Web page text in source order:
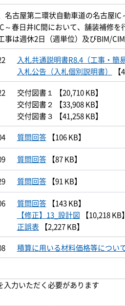
名古屋第二環状自動車道の名古屋
～春日井IC間において、舗装補修を
事は週休2日（週単位）及びBIM/CIM
入札共通説明書R8.4（工事・簡易
入札公告（入札個別説明書）
【
交付図書１
【20,710 KB】
交付図書２
【33,908 KB】
交付図書３
【41,258 KB】
質問回答【106 KB】
質問回答【87 KB】
質問回答【91 KB】
質問回答【143 KB】
【修正】13_設計図 【10,218 KB】
正誤表 【2,227 KB】
積算に用いる材料価格等につい
力いただく必要があります